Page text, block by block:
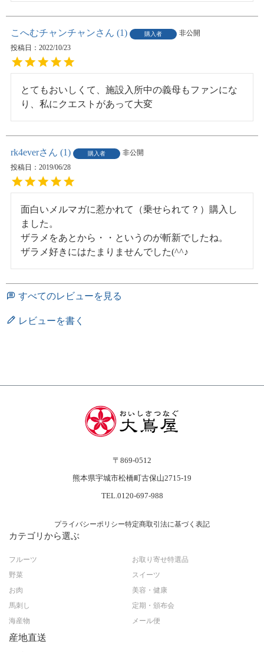
こへむチャンチャン 1 購入者
非公開
投稿日
2022/10/23
とてもおいしくて、施設入所中の義母もファンにな
り、私にクエストがあって大変
rk4ever 1 購入者
非公開
投稿日
2019/06/28
面白いメルマガに惹かれて（乗せられて？）購入し
ました。
ザラメをあとから・・というのが斬新でしたね。
ザラメ好きにはたまりませんでした(^^♪
すべてのレビューを見る
レビューを書く
〒869-0512
熊本県宇城市松橋町古保山2715-19
TEL.0120-697-988
プライバシーポリシー特定商取引法に基づく表記
カテゴリから選ぶ
フルーツ
野菜
お肉
馬刺し
海産物
お取り寄せ特選品
スイーツ
美容・健康
定期・頒布会
メール便
産地直送